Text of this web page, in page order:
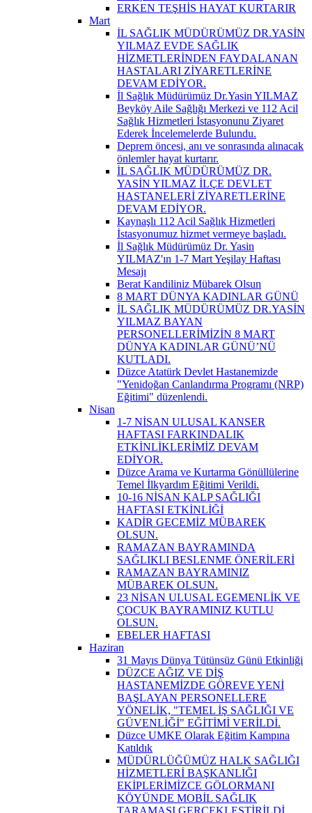
ERKEN TEŞHİS HAYAT KURTARIR
Mart
İL SAĞLIK MÜDÜRÜMÜZ DR.YASİN
YILMAZ EVDE SAĞLIK
HİZMETLERİNDEN FAYDALANAN
HASTALARI ZİYARETLERİNE
DEVAM EDİYOR.
İl Sağlık Müdürümüz Dr.Yasin YILMAZ
Beyköy Aile Sağlığı Merkezi ve 112 Acil
Sağlık Hizmetleri İstasyonunu Ziyaret
Ederek İncelemelerde Bulundu.
Deprem öncesi, anı ve sonrasında alınacak
önlemler hayat kurtarır.
İL SAĞLIK MÜDÜRÜMÜZ DR.
YASİN YILMAZ İLÇE DEVLET
HASTANELERİ ZİYARETLERİNE
DEVAM EDİYOR.
Kaynaşlı 112 Acil Sağlık Hizmetleri
İstasyonumuz hizmet vermeye başladı.
İl Sağlık Müdürümüz Dr. Yasin
YILMAZ'ın 1-7 Mart Yeşilay Haftası
Mesajı
Berat Kandiliniz Mübarek Olsun
8 MART DÜNYA KADINLAR GÜNÜ
İL SAĞLIK MÜDÜRÜMÜZ DR.YASİN
YILMAZ BAYAN
PERSONELLERİMİZİN 8 MART
DÜNYA KADINLAR GÜNÜ’NÜ
KUTLADI.
Düzce Atatürk Devlet Hastanemizde
"Yenidoğan Canlandırma Programı (NRP)
Eğitimi" düzenlendi.
Nisan
1-7 NİSAN ULUSAL KANSER
HAFTASI FARKINDALIK
ETKİNLİKLERİMİZ DEVAM
EDİYOR.
Düzce Arama ve Kurtarma Gönüllülerine
Temel İlkyardım Eğitimi Verildi.
10-16 NİSAN KALP SAĞLIĞI
HAFTASI ETKİNLİĞİ
KADİR GECEMİZ MÜBAREK
OLSUN.
RAMAZAN BAYRAMINDA
SAĞLIKLI BESLENME ÖNERİLERİ
RAMAZAN BAYRAMINIZ
MÜBAREK OLSUN.
23 NİSAN ULUSAL EGEMENLİK VE
ÇOCUK BAYRAMINIZ KUTLU
OLSUN.
EBELER HAFTASI
Haziran
31 Mayıs Dünya Tütünsüz Günü Etkinliği
DÜZCE AĞIZ VE DİŞ
HASTANEMİZDE GÖREVE YENİ
BAŞLAYAN PERSONELLERE
YÖNELİK, "TEMEL İŞ SAĞLIĞI VE
GÜVENLİĞİ" EĞİTİMİ VERİLDİ.
Düzce UMKE Olarak Eğitim Kampına
Katıldık
MÜDÜRLÜĞÜMÜZ HALK SAĞLIĞI
HİZMETLERİ BAŞKANLIĞI
EKİPLERİMİZCE GÖLORMANI
KÖYÜNDE MOBİL SAĞLIK
TARAMASI GERÇEKLEŞTİRİLDİ.